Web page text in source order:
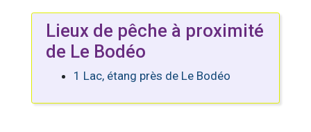
Lieux de pêche à proximité
de Le Bodéo
1 Lac, étang près de Le Bodéo